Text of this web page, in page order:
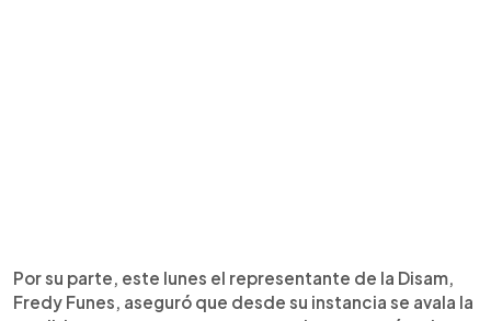
Por su parte, este lunes el representante de la Disam,
Fredy Funes, aseguró que desde su instancia se avala la